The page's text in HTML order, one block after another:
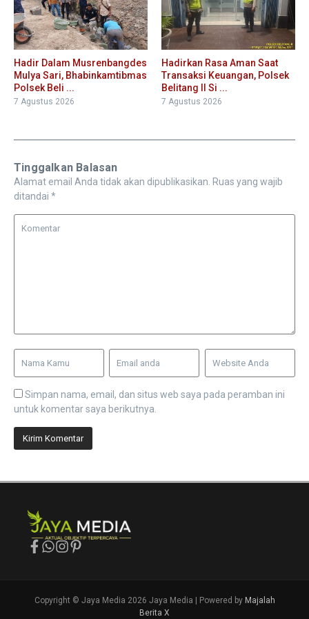
Hadir Dalam Musrenbangdes
Mulya Sari, Bhabinkamtibmas
Polsek Beli ...
7 Agustus 2026
Hadirkan Rasa Aman Saat
Transaksi Keuangan, Polsek
Belitang II Si ...
7 Agustus 2026
Tinggalkan Balasan
Alamat email Anda tidak akan dipublikasikan. Ruas yang wajib
ditandai *
Simpan nama, email, dan situs web saya pada peramban ini
untuk komentar saya berikutnya.
Copyright © Jaya Media 2026 Jaya Media | Powered by Majalah
Berita X